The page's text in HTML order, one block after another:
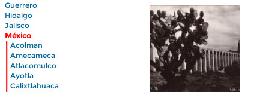
Guerrero
Hidalgo
Jalisco
México
| Acolman
Amecameca
Atlacomulco
Ayotla
Calixtlahuaca